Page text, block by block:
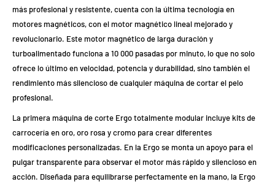
más profesional y resistente, cuenta con la última tecnología en
motores magnéticos, con el motor magnético lineal mejorado y
revolucionario. Este motor magnético de larga duración y
turboalimentado funciona a 10 000 pasadas por minuto, lo que no solo
ofrece lo último en velocidad, potencia y durabilidad, sino también el
rendimiento más silencioso de cualquier máquina de cortar el pelo
profesional.
La primera máquina de corte Ergo totalmente modular incluye kits de
carrocería en oro, oro rosa y cromo para crear diferentes
modificaciones personalizadas. En la Ergo se monta un apoyo para el
pulgar transparente para observar el motor más rápido y silencioso en
acción. Diseñada para equilibrarse perfectamente en la mano, la Ergo